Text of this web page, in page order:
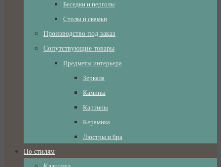
Беседки и перголы
Столы и скамьи
Производство под заказ
Сопутствующие товары
Предметы интерьера
Зеркала
Камины
Картины
Керамика
Люстры и бра
По стилям